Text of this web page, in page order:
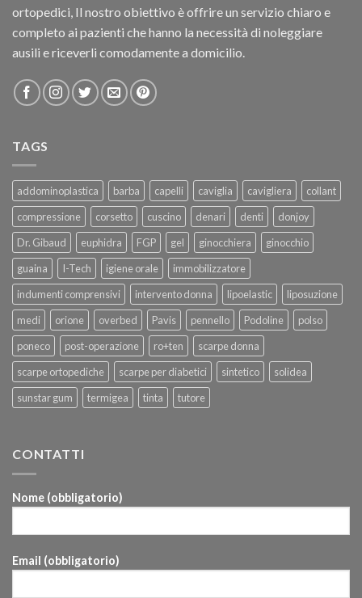
ortopedici, Il nostro obiettivo è offrire un servizio chiaro e
completo ai pazienti che hanno la necessità di noleggiare
ausili e riceverli comodamente a domicilio.
TAGS
addominoplastica barba capelli caviglia cavigliera
collant
compressione
corsetto cuscino denari denti
donjoy
Dr. Gibaud
euphidra FGP gel ginocchiera
ginocchio
guaina
I-Tech igiene orale
immobilizzatore
indumenti comprensivi
intervento donna lipoelastic
liposuzione
medi
orione overbed Pavis pennello Podoline
polso
poneco
post-operazione ro+ten
scarpe donna
scarpe ortopediche
scarpe per diabetici sintetico
solidea
sunstar gum
termigea tinta tutore
CONTATTI
Nome (obbligatorio)
Email (obbligatorio)